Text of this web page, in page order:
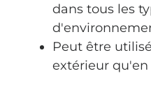
dans tous les
Peut être
extérieur